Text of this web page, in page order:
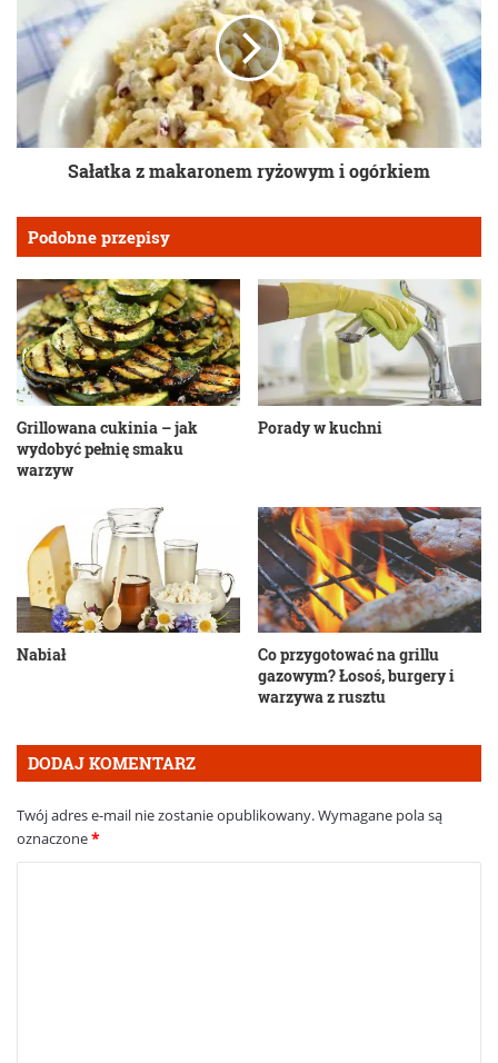
Sałatka z makaronem ryżowym i ogórkiem
Podobne przepisy
Grillowana cukinia – jak
wydobyć pełnię smaku
warzyw
Porady w kuchni
Nabiał
Co przygotować na grillu
gazowym? Łosoś, burgery i
warzywa z rusztu
DODAJ KOMENTARZ
Twój adres e-mail nie zostanie opublikowany.Wymagane pola są
oznaczone*